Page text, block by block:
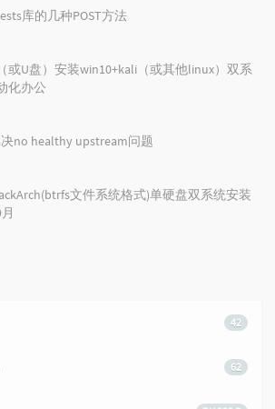
c
m
s
i
库的几种POST方法
或U盘）安装win10+kali（或其他linux）双系
化办公
决no healthy upstream问题
文件系统格式)单硬盘双系统安装
42
62